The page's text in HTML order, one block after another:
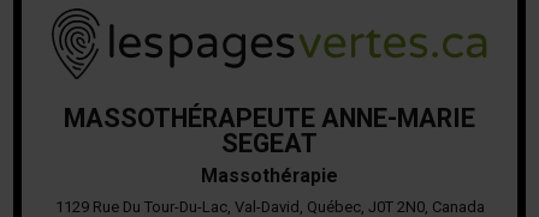
MASSOTHÉRAPEUTE ANNE-MARIE
SEGEAT
Massothérapie
1129 Rue Du Tour-Du-Lac, Val-David, Québec, J0T 2N0, Canada